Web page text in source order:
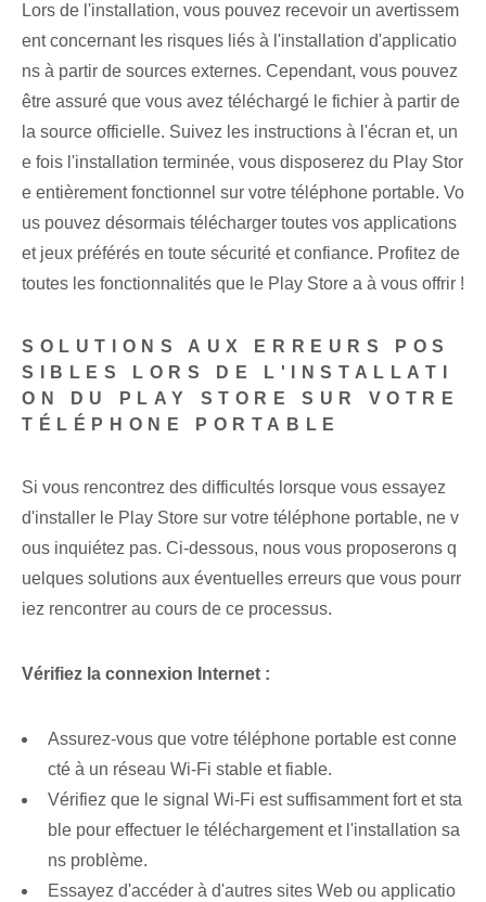
Lors de l'installation, vous pouvez recevoir un avertissem
ent concernant les risques liés à l'installation d'applicatio
ns à partir de sources externes. Cependant, vous pouvez
être assuré que vous avez téléchargé le fichier⁣ à partir de
la source officielle. Suivez les instructions à l'écran et, un
e fois l'installation terminée, vous disposerez du Play Stor
e entièrement fonctionnel sur votre téléphone portable. Vo
us pouvez désormais télécharger toutes vos applications
et jeux préférés en toute sécurité et confiance. Profitez de
toutes les fonctionnalités que le Play Store a à vous offrir !
SOLUTIONS AUX ERREURS POS
SIBLES LORS DE L'INSTALLATI
ON DU PLAY STORE SUR VOTRE
TÉLÉPHONE PORTABLE
Si vous rencontrez des difficultés lorsque vous essayez
d'installer le Play Store sur votre téléphone portable, ne v
ous inquiétez pas. Ci-dessous, nous vous proposerons q
uelques solutions aux éventuelles erreurs que vous pourr
iez rencontrer au cours de ce processus.
Vérifiez la connexion Internet :
Assurez-vous que votre téléphone portable est conne
cté à un réseau Wi-Fi stable et fiable.
Vérifiez que le signal Wi-Fi est suffisamment fort et sta
ble pour effectuer le téléchargement et l'installation sa
ns problème.
Essayez d'accéder à d'autres sites Web ou applicatio